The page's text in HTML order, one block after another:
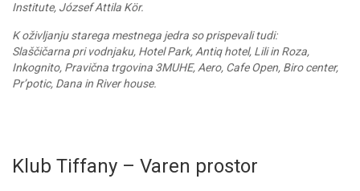
Institute, József Attila Kör.
K oživljanju starega mestnega jedra so prispevali tudi:
Slaščičarna pri vodnjaku, Hotel Park, Antiq hotel, Lili in Roza,
Inkognito, Pravična trgovina 3MUHE, Aero, Cafe Open, Biro center,
Pr’potic, Dana in River house.
Klub Tiffany – Varen prostor